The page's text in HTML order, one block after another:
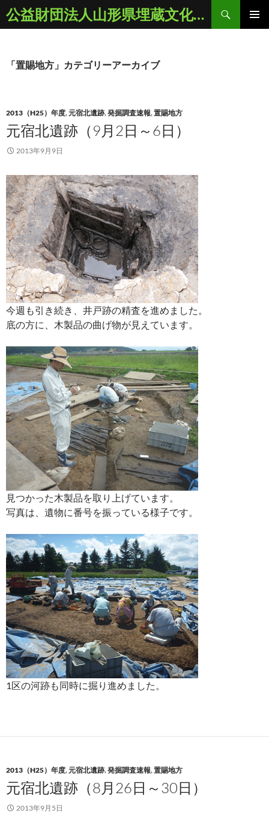
ン
ッ
プ
公益財団法人山形県埋蔵文化財センター
検
索
「置賜地方」カテゴリーアーカイブ
2013（H25）年度,元宿北遺跡,発掘調査速報,置賜地方
元宿北遺跡（9月2日～6日）
2013年9月9日
今週も引き続き、井戸跡の精査を進めました。
底の方に、木製品の曲げ物が見えています。
見つかった木製品を取り上げています。
写真は、遺物に番号を振っている様子です。
1区の河跡も同時に掘り進めました。
2013（H25）年度,元宿北遺跡,発掘調査速報,置賜地方
元宿北遺跡（8月26日～30日）
2013年9月5日